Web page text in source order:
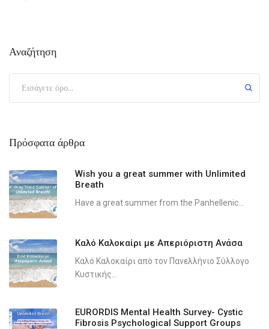
Αναζήτηση
Πρόσφατα άρθρα
Wish you a great summer with Unlimited
Breath
Have a great summer from the Panhellenic...
Καλό Καλοκαίρι με Απεριόριστη Ανάσα
Καλό Καλοκαίρι από τον Πανελλήνιο Σύλλογο
Κυστικής...
EURORDIS Mental Health Survey- Cystic
Fibrosis Psychological Support Groups